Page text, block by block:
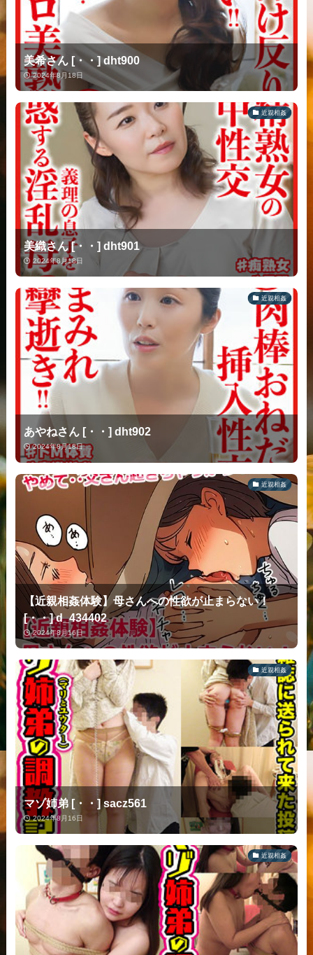
美希さん [・・] dht900
2024年8月18日
近親相姦
美織さん [・・] dht901
2024年8月18日
近親相姦
あやねさん [・・] dht902
2024年8月18日
近親相姦
【近親相姦体験】母さんへの性欲が止まらない！
[・・] d_434402
2024年8月16日
近親相姦
マゾ姉弟 [・・] sacz561
2024年8月16日
近親相姦